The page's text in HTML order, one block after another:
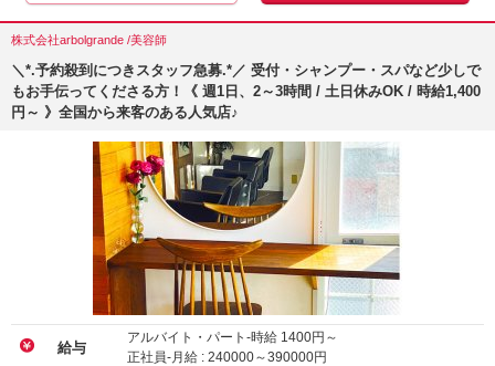
株式会社arbolgrande /美容師
＼*.予約殺到につきスタッフ急募.*／ 受付・シャンプー・スパなど少しで
もお手伝ってくださる方！《 週1日、2～3時間 / 土日休みOK / 時給1,400
円～ 》全国から来客のある人気店♪
給与
アルバイト・パート-時給 1400円～
正社員-月給 : 240000～390000円